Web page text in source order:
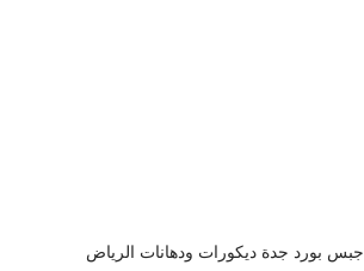
جبس بورد جدة ديكورات ودهانات الرياض